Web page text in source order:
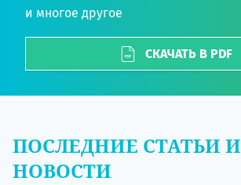
и многое другое
СКАЧАТЬ В PDF
ПОСЛЕДНИЕ СТАТЬИ И
НОВОСТИ